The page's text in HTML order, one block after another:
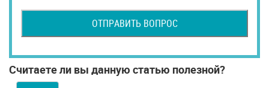
ОТПРАВИТЬ ВОПРОС
Считаете ли вы данную статью полезной?